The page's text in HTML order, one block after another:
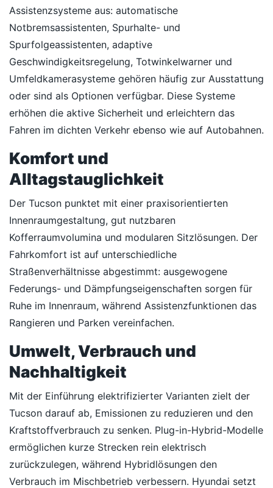
Assistenzsysteme aus: automatische
Notbremsassistenten, Spurhalte- und
Spurfolgeassistenten, adaptive
Geschwindigkeitsregelung, Totwinkelwarner und
Umfeldkamerasysteme gehören häufig zur Ausstattung
oder sind als Optionen verfügbar. Diese Systeme
erhöhen die aktive Sicherheit und erleichtern das
Fahren im dichten Verkehr ebenso wie auf Autobahnen.
Komfort und
Alltagstauglichkeit
Der Tucson punktet mit einer praxisorientierten
Innenraumgestaltung, gut nutzbaren
Kofferraumvolumina und modularen Sitzlösungen. Der
Fahrkomfort ist auf unterschiedliche
Straßenverhältnisse abgestimmt: ausgewogene
Federungs- und Dämpfungseigenschaften sorgen für
Ruhe im Innenraum, während Assistenzfunktionen das
Rangieren und Parken vereinfachen.
Umwelt, Verbrauch und
Nachhaltigkeit
Mit der Einführung elektrifizierter Varianten zielt der
Tucson darauf ab, Emissionen zu reduzieren und den
Kraftstoffverbrauch zu senken. Plug-in-Hybrid-Modelle
ermöglichen kurze Strecken rein elektrisch
zurückzulegen, während Hybridlösungen den
Verbrauch im Mischbetrieb verbessern. Hyundai setzt